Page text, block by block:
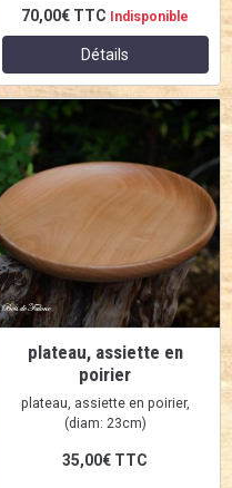
70,00€ TTC Indisponible
Détails
plateau, assiette en
poirier
plateau, assiette en poirier,
(diam: 23cm)
35,00€ TTC